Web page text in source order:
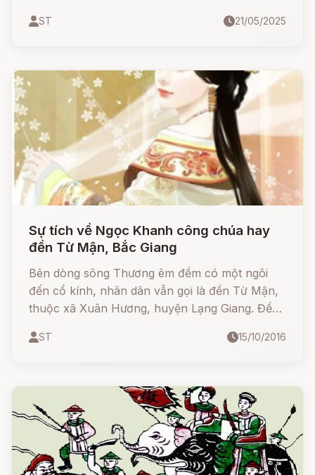
trong cuộc khởi nghĩa Hai Bà Trưng. Với cặp
tôn kính là Bát Nàn Công Chúa.
ST 21/05/2025
Sự tích về Ngọc Khanh công chúa hay
đền Từ Mận, Bắc Giang
Bên dòng sông Thương êm đềm có một ngôi
đến cổ kính, nhân dân vẫn gọi là đền Từ Mận,
thuộc xã Xuân Hương, huyện Lạng Giang. Đền
tôn thờ người có công với dân với nước. Ngôi
Phạm Văn Liêu, đã có nhiều công lao theo Lê
Lợi và nghĩa quân Lam Sơn gây dựng phong
trào kháng chiến chống quân Minh ngay từ
những ngày đầu.
ST 15/10/2016